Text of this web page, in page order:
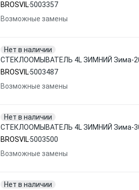
BROSVIL5003357
Возможные замены
Нет в наличии
СТЕКЛООМЫВАТЕЛЬ 4L ЗИМНИЙ Зима-20
BROSVIL5003487
Возможные замены
Нет в наличии
СТЕКЛООМЫВАТЕЛЬ 4L ЗИМНИЙ Зима-30
BROSVIL5003500
Возможные замены
Нет в наличии